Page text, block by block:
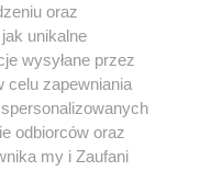
z portali
się z nami
oraz
unikalne
wysyłane przez
celu zapewniania
odbiorców oraz
my i Zaufani